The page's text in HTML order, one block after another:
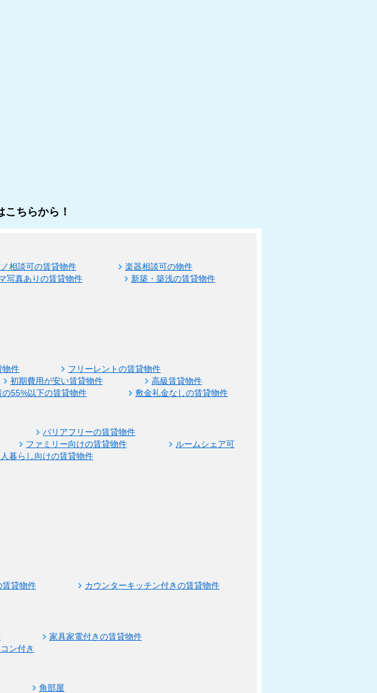
ちらから！
相談可の賃貸物件
楽器相談可の物件
写真ありの賃貸物件
新築・築浅の賃貸物件
物件
フリーレントの賃貸物件
初期費用が安い賃貸物件
高級賃貸物件
55%以下の賃貸物件 敷金礼金なしの賃貸物件
バリアフリーの賃貸物件
ファミリー向けの賃貸物件
ルームシェア可
暮らし向けの賃貸物件
賃貸物件
カウンターキッチン付きの賃貸物件
家具家電付きの賃貸物件
ン付き
角部屋